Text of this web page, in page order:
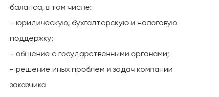
баланса, в том числе:
- юридическую, бухгалтерскую и налоговую
поддержку;
- общение с государственными органами;
- решение иных проблем и задач компании
заказчика